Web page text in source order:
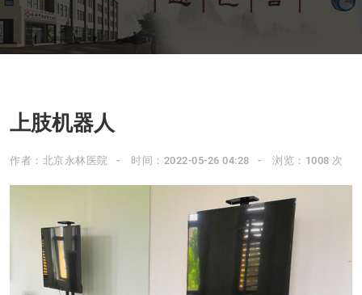
上肢机器人
作者：北京永林医院 时间：2022-05-26 04:28 浏览：1008 次